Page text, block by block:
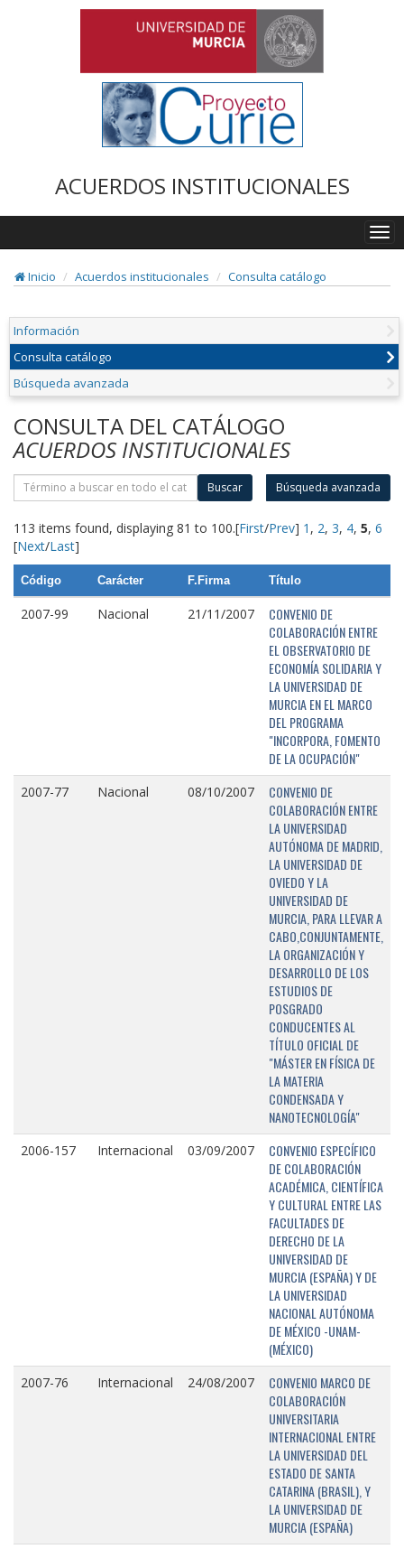
ACUERDOS INSTITUCIONALES
Inicio
Acuerdos institucionales Consulta catálogo
Información
Consulta catálogo
Búsqueda avanzada
CONSULTA DEL CATÁLOGO
ACUERDOS INSTITUCIONALES
Buscar Búsqueda avanzada
113 items found, displaying 81 to 100.[First/Prev] 1 , 2, 3, 4, 5, 6
[Next/Last]
Código Carácter F.Firma Título
2007-99 Nacional 21/11/2007
CONVENIO DE
COLABORACIÓN ENTRE
EL OBSERVATORIO DE
ECONOMÍA SOLIDARIA Y
LA UNIVERSIDAD DE
MURCIA EN EL MARCO
DEL PROGRAMA
"INCORPORA, FOMENTO
DE LA OCUPACIÓN"
2007-77 Nacional 08/10/2007
CONVENIO DE
COLABORACIÓN ENTRE
LA UNIVERSIDAD
AUTÓNOMA DE MADRID,
LA UNIVERSIDAD DE
OVIEDO Y LA
UNIVERSIDAD DE
MURCIA, PARA LLEVAR A
CABO,CONJUNTAMENTE,
LA ORGANIZACIÓN Y
DESARROLLO DE LOS
ESTUDIOS DE
POSGRADO
CONDUCENTES AL
TÍTULO OFICIAL DE
"MÁSTER EN FÍSICA DE
LA MATERIA
CONDENSADA Y
NANOTECNOLOGÍA"
2006-157 Internacional 03/09/2007
CONVENIO ESPECÍFICO
DE COLABORACIÓN
ACADÉMICA, CIENTÍFICA
Y CULTURAL ENTRE LAS
FACULTADES DE
DERECHO DE LA
UNIVERSIDAD DE
MURCIA (ESPAÑA) Y DE
LA UNIVERSIDAD
NACIONAL AUTÓNOMA
DE MÉXICO -UNAM-
(MÉXICO)
2007-76 Internacional 24/08/2007
CONVENIO MARCO DE
COLABORACIÓN
UNIVERSITARIA
INTERNACIONAL ENTRE
LA UNIVERSIDAD DEL
ESTADO DE SANTA
CATARINA (BRASIL), Y
LA UNIVERSIDAD DE
MURCIA (ESPAÑA)